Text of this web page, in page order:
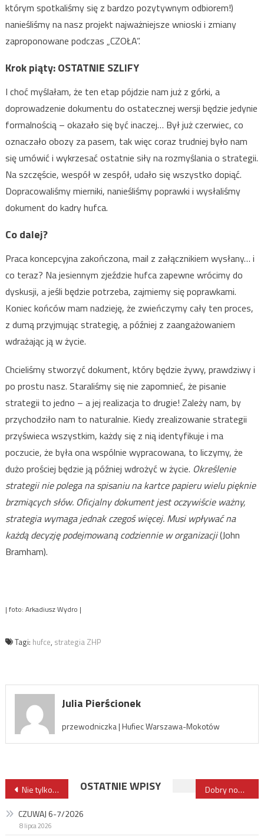
którym spotkaliśmy się z bardzo pozytywnym odbiorem!)
nanieśliśmy na nasz projekt najważniejsze wnioski i zmiany
zaproponowane podczas „CZOŁA”.
Krok piąty: OSTATNIE SZLIFY
I choć myślałam, że ten etap pójdzie nam już z górki, a
doprowadzenie dokumentu do ostatecznej wersji będzie jedynie
formalnością – okazało się być inaczej… Był już czerwiec, co
oznaczało obozy za pasem, tak więc coraz trudniej było nam
się umówić i wykrzesać ostatnie siły na rozmyślania o strategii.
Na szczęście, wespół w zespół, udało się wszystko dopiąć.
Dopracowaliśmy mierniki, nanieśliśmy poprawki i wysłaliśmy
dokument do kadry hufca.
Co dalej?
Praca koncepcyjna zakończona, mail z załącznikiem wysłany… i
co teraz? Na jesiennym zjeździe hufca zapewne wrócimy do
dyskusji, a jeśli będzie potrzeba, zajmiemy się poprawkami.
Koniec końców mam nadzieję, że zwieńczymy cały ten proces,
z dumą przyjmując strategię, a później z zaangażowaniem
wdrażając ją w życie.
Chcieliśmy stworzyć dokument, który będzie żywy, prawdziwy i
po prostu nasz. Staraliśmy się nie zapomnieć, że pisanie
strategii to jedno – a jej realizacja to drugie! Zależy nam, by
przychodziło nam to naturalnie. Kiedy zrealizowanie strategii
przyświeca wszystkim, każdy się z nią identyfikuje i ma
poczucie, że była ona wspólnie wypracowana, to liczymy, że
dużo prościej będzie ją później wdrożyć w życie. Określenie
strategii nie polega na spisaniu na kartce papieru wielu pięknie
brzmiących słów. Oficjalny dokument jest oczywiście ważny,
strategia wymaga jednak czegoś więcej. Musi wpływać na
każdą decyzję podejmowaną codziennie w organizacji(John
Bramham).
| foto: Arkadiusz Wydro |
Tagi: hufce, strategia ZHP
Julia Pierścionek
przewodniczka | Hufiec Warszawa-Mokotów
Nawigacja
wpisu
Nie tylko potrzebni, ale niezbędni Dobry nowy początek
OSTATNIE WPISY
CZUWAJ 6-7/2026
8 lipca 2026